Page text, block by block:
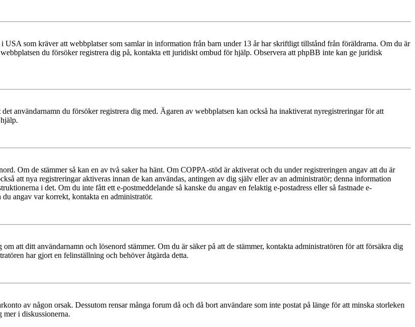
som kräver att webbplatser som samlar in information från barn under 13 år har skriftligt tillstånd från föräldrarna. Om du är
du försöker registrera dig på, kontakta ett juridiskt ombud för hjälp. Observera att phpBB inte kan ge juridisk
användarnamn du försöker registrera dig med. Ägaren av webbplatsen kan också ha inaktiverat nyregistreringar för att
Om de stämmer så kan en av två saker ha hänt. Om COPPA-stöd är aktiverat och du under registreringen angav att du är
att nya registreringar aktiveras innan de kan användas, antingen av dig själv eller av an administratör; denna information
i det. Om du inte fått ett e-postmeddelande så kanske du angav en felaktig e-postadress eller så fastnade e-
du angav var korrekt, kontakta en administratör.
att ditt användarnamn och lösenord stämmer. Om du är säker på att de stämmer, kontakta administratören för att försäkra dig
har gjort en felinställning och behöver åtgärda detta.
av någon orsak. Dessutom rensar många forum då och då bort användare som inte postat på länge för att minska storleken
mer i diskussionerna.